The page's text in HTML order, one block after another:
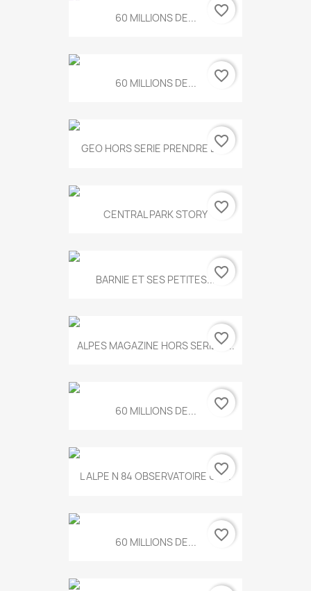
60 MILLIONS DE... favorite_border
60 MILLIONS DE... favorite_border
GEO HORS SERIE PRENDRE LE...
favorite_border
CENTRAL PARK STORY favorite_border
BARNIE ET SES PETITES...favorite_border
ALPES MAGAZINE HORS SERIE N...
favorite_border
60 MILLIONS DE... favorite_border
L ALPE N 84 OBSERVATOIRE UN...
favorite_border
60 MILLIONS DE... favorite_border